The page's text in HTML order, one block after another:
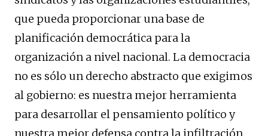
que pueda proporcionar una base de
planificación democrática para la
organización a nivel nacional. La democracia
no es sólo un derecho abstracto que exigimos
al gobierno: es nuestra mejor herramienta
para desarrollar el pensamiento político y